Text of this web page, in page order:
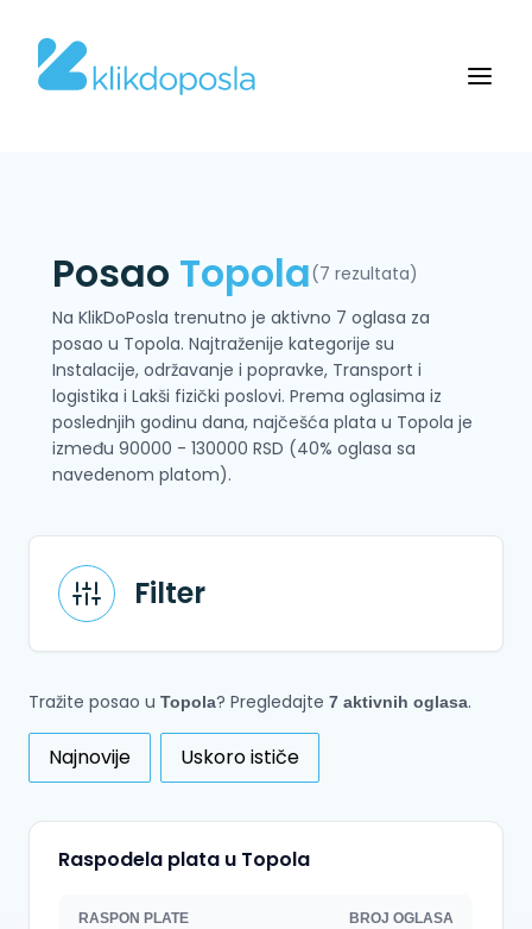
Posao Topola(7 rezultata)
Na KlikDoPosla trenutno je aktivno 7 oglasa za
posao u Topola. Najtraženije kategorije su
Instalacije, održavanje i popravke, Transport i
logistika i Lakši fizički poslovi. Prema oglasima iz
poslednjih godinu dana, najčešća plata u Topola je
između 90000 - 130000 RSD (40% oglasa sa
navedenom platom).
Filter
Tražite posao u Topola? Pregledajte 7 aktivnih oglasa.
Najnovije Uskoro ističe
Raspodela plata u Topola
RASPON PLATE BROJ OGLASA